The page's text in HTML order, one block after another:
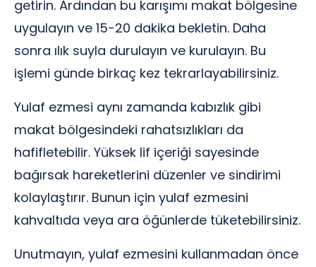
getirin. Ardından bu karışımı makat bölgesine
uygulayın ve 15-20 dakika bekletin. Daha
sonra ılık suyla durulayın ve kurulayın. Bu
işlemi günde birkaç kez tekrarlayabilirsiniz.
Yulaf ezmesi aynı zamanda kabızlık gibi
makat bölgesindeki rahatsızlıkları da
hafifletebilir. Yüksek lif içeriği sayesinde
bağırsak hareketlerini düzenler ve sindirimi
kolaylaştırır. Bunun için yulaf ezmesini
kahvaltıda veya ara öğünlerde tüketebilirsiniz.
Unutmayın, yulaf ezmesini kullanmadan önce